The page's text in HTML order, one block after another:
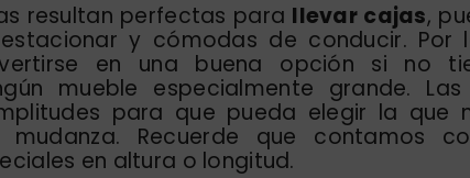
resultan perfectas para llevar cajas,
y cómodas de conducir. Por
en una buena opción si no
mueble especialmente grande.
para que pueda elegir la que
Recuerde que contamos
en altura o longitud.